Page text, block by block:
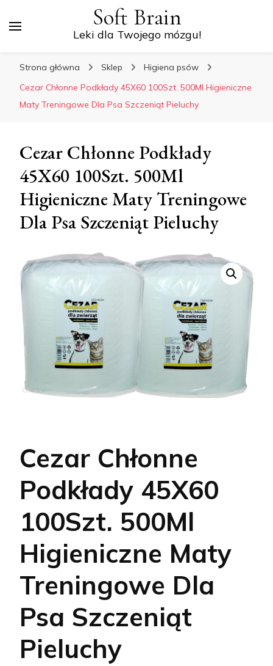
Soft Brain
Leki dla Twojego mózgu!
Strona główna Sklep
Higiena psów
Cezar Chłonne Podkłady 45X60 100Szt. 500Ml Higieniczne
Maty Treningowe Dla Psa Szczeniąt Pieluchy
Cezar Chłonne Podkłady
45X60 100Szt. 500Ml
Higieniczne Maty Treningowe
Dla Psa Szczeniąt Pieluchy
Cezar Chłonne
Podkłady 45X60
100Szt. 500Ml
Higieniczne Maty
Treningowe Dla
Psa Szczeniąt
Pieluchy